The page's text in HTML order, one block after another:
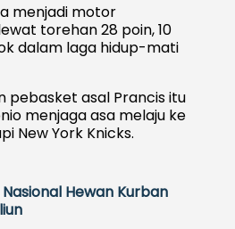
menjadi motor
torehan 28 poin, 10
dalam laga hidup-mati
pebasket asal Prancis itu
menjaga asa melaju ke
New York Knicks.
Hewan Kurban